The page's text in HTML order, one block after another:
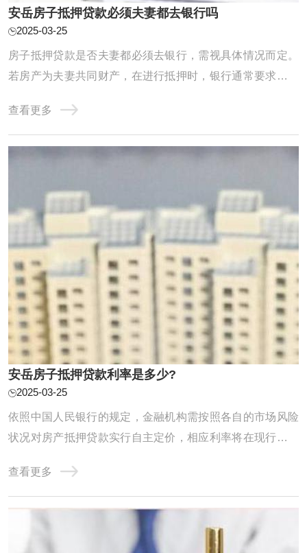
安岳房子抵押贷款必须夫妻都去银行吗
2025-03-25
房子抵押贷款是否夫妻都必须去银行，需视具体情况而定。
若房产为夫妻共同财产，在进行抵押时，银行通常要求夫妻
权，抵押行为可能影响双方权益。银行此举旨在确保抵押行
为是夫妻双方的真实意思表示，避免日后产生法律纠纷，保
查看更多
安岳房子抵押贷款利率是多少?
2025-03-25
依照中国人民银行的规定，金融机构需按照各自的市场风险
状况对房产抵押贷款实行自主定价，相应利率将在现行央行
具体如下所示：1）期限在一年内（含一年）的贷款，利率
为4.35%；2）期限在一至五年间（含五年）的贷款，利率为
4.75%；3）期限超过五年的贷款，利率为4.90% ...
查看更多